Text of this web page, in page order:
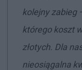
kolejny zabieg
którego koszt
złotych. Dla
nieosiągalna